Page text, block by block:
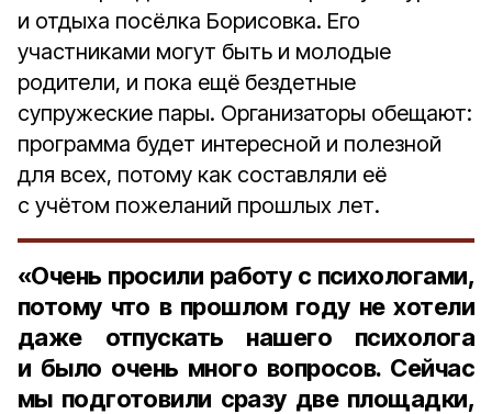
и отдыха посёлка Борисовка. Его
участниками могут быть и молодые
родители, и пока ещё бездетные
супружеские пары. Организаторы обещают:
программа будет интересной и полезной
для всех, потому как составляли её
с учётом пожеланий прошлых лет.
«Очень просили работу с психологами,
потому что в прошлом году не хотели
даже отпускать нашего психолога
и было очень много вопросов. Сейчас
мы подготовили сразу две площадки,